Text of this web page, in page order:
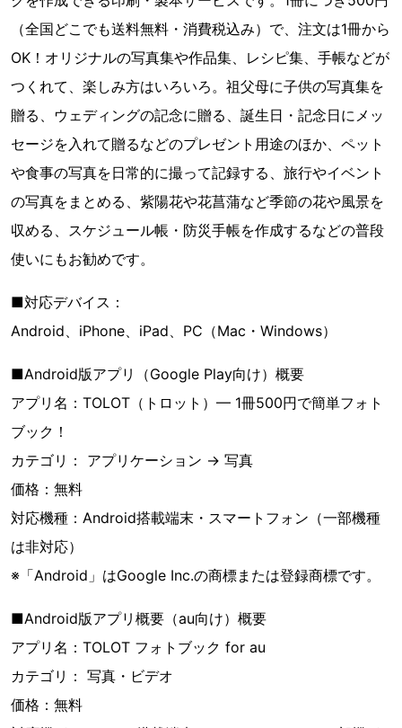
（全国どこでも送料無料・消費税込み）で、注文は1冊から
OK！オリジナルの写真集や作品集、レシピ集、手帳などが
つくれて、楽しみ方はいろいろ。祖父母に子供の写真集を
贈る、ウェディングの記念に贈る、誕生日・記念日にメッ
セージを入れて贈るなどのプレゼント用途のほか、ペット
や食事の写真を日常的に撮って記録する、旅行やイベント
の写真をまとめる、紫陽花や花菖蒲など季節の花や風景を
収める、スケジュール帳・防災手帳を作成するなどの普段
使いにもお勧めです。
■対応デバイス：
Android、iPhone、iPad、PC（Mac・Windows）
■Android版アプリ（Google Play向け）概要
アプリ名：TOLOT（トロット）— 1冊500円で簡単フォト
ブック！
カテゴリ： アプリケーション → 写真
価格：無料
対応機種：Android搭載端末・スマートフォン（一部機種
は非対応）
※「Android」はGoogle Inc.の商標または登録商標です。
■Android版アプリ概要（au向け）概要
アプリ名：TOLOT フォトブック for au
カテゴリ： 写真・ビデオ
価格：無料